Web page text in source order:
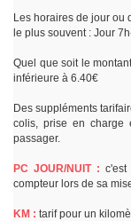
Les horaires de jour ou
le plus souvent : Jour
Quel que soit le
inférieure à 6.40€
Des suppléments
colis, prise en charge
passager.
PC JOUR/NUIT :
compteur lors de sa
KM : tarif pour un